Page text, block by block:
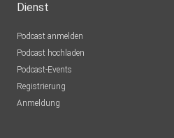
Dienst
Podcast anmelden
Podcast hochladen
Podcast-Events
Registrierung
Anmeldung